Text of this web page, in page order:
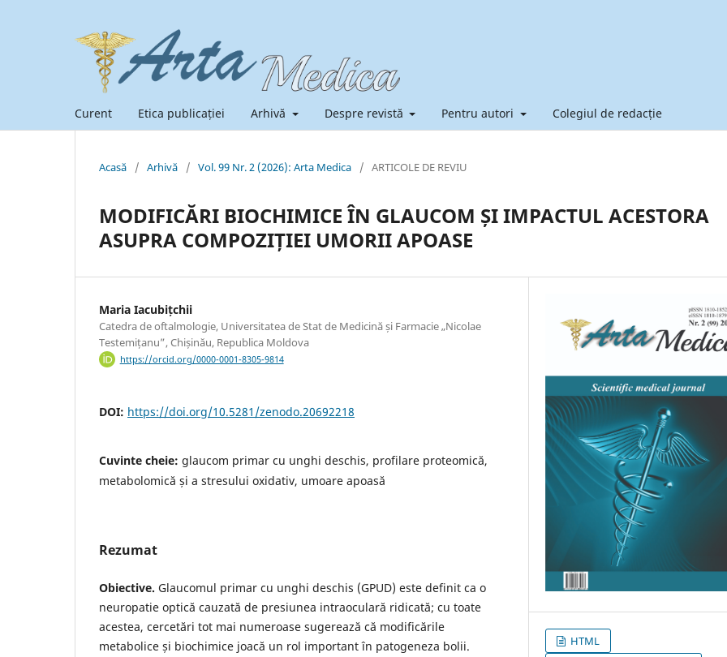
Curent Etica publicației Arhivă Despre revistă Pentru autori Colegiul de redacție
Acasă / Arhivă / Vol. 99 Nr. 2 (2026): Arta Medica / ARTICOLE DE REVIU
MODIFICĂRI BIOCHIMICE ÎN GLAUCOM ȘI IMPACTUL ACESTORA
ASUPRA COMPOZIȚIEI UMORII APOASE
Maria Iacubițchii
Catedra de oftalmologie, Universitatea de Stat de Medicină și Farmacie „Nicolae
Testemițanu”, Chișinău, Republica Moldova
https://orcid.org/0000-0001-8305-9814
DOI: https://doi.org/10.5281/zenodo.20692218
Cuvinte cheie: glaucom primar cu unghi deschis, profilare proteomică,
metabolomică și a stresului oxidativ, umoare apoasă
Rezumat
Obiective. Glaucomul primar cu unghi deschis (GPUD) este definit ca o
neuropatie optică cauzată de presiunea intraoculară ridicată; cu toate
acestea, cercetări tot mai numeroase sugerează că modificările
metabolice și biochimice joacă un rol important în patogeneza bolii.
HTML